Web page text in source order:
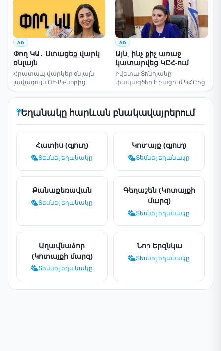
AD
Փող ԿԱ․ Ստացեք վարկ
օնլայն
Հրատապ վարկեր օնլայն
լավագույն ՈՒՎԿ-ներից
AD
Այն, ինչ քիչ առաջ
կատարվեց ԿԸՀ-ում
Իվետա Տոնոյանը
փակագծեր է բացում ԿՀԸից
Եղանակը հարևան բնակավայրերում
Հատիս (գյուղ)
Տեսնել եղանակը
Կոտայք (գյուղ)
Տեսնել եղանակը
Քանաքեռավան
Տեսնել եղանակը
Գեղաշեն (Կոտայքի
մարզ)
Տեսնել եղանակը
Աղավնաձոր
(Կոտայքի մարզ)
Տեսնել եղանակը
Նոր Երզնկա
Տեսնել եղանակը